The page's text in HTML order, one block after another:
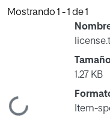
Mostrando 1 - 1 de 1
1.27 KB
Item-